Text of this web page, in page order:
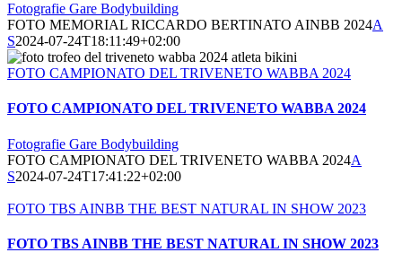
Fotografie Gare Bodybuilding
FOTO MEMORIAL RICCARDO BERTINATO AINBB 2024A
S2024-07-24T18:11:49+02:00
FOTO CAMPIONATO DEL TRIVENETO WABBA 2024
FOTO CAMPIONATO DEL TRIVENETO WABBA 2024
Fotografie Gare Bodybuilding
FOTO CAMPIONATO DEL TRIVENETO WABBA 2024A
S2024-07-24T17:41:22+02:00
FOTO TBS AINBB THE BEST NATURAL IN SHOW 2023
FOTO TBS AINBB THE BEST NATURAL IN SHOW 2023